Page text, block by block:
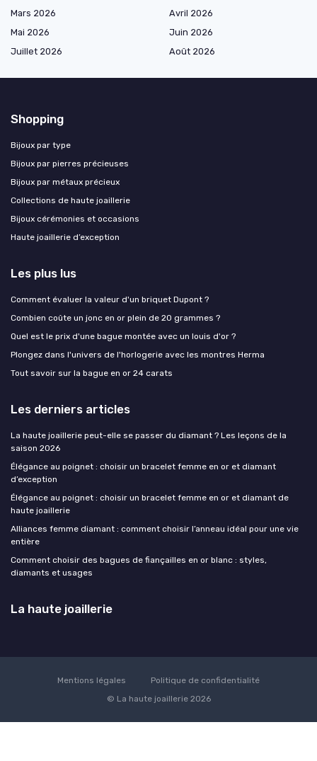
Mars 2026
Avril 2026
Mai 2026
Juin 2026
Juillet 2026
Août 2026
Shopping
Bijoux par type
Bijoux par pierres précieuses
Bijoux par métaux précieux
Collections de haute joaillerie
Bijoux cérémonies et occasions
Haute joaillerie d’exception
Les plus lus
Comment évaluer la valeur d'un briquet Dupont ?
Combien coûte un jonc en or plein de 20 grammes ?
Quel est le prix d'une bague montée avec un louis d'or ?
Plongez dans l'univers de l'horlogerie avec les montres Herma
Tout savoir sur la bague en or 24 carats
Les derniers articles
La haute joaillerie peut-elle se passer du diamant ? Les leçons de la
saison 2026
Élégance au poignet : choisir un bracelet femme en or et diamant
d’exception
Élégance au poignet : choisir un bracelet femme en or et diamant de
haute joaillerie
Alliances femme diamant : comment choisir l’anneau idéal pour une vie
entière
Comment choisir des bagues de fiançailles en or blanc : styles,
diamants et usages
La haute joaillerie
Mentions légales
Politique de confidentialité
© La haute joaillerie 2026